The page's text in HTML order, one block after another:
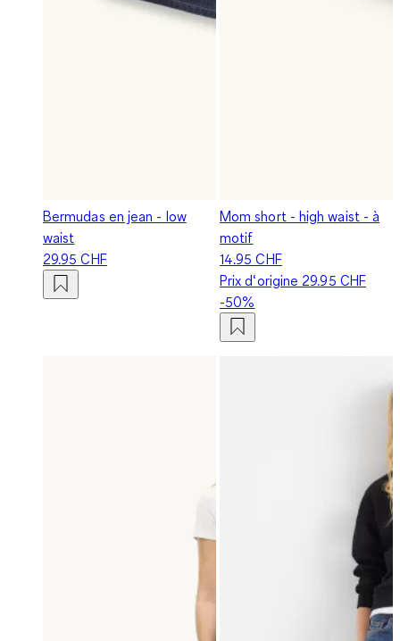
Bermudas en jean - low
waist
29.95 CHF
Mom short - high waist - à
motif
14.95 CHF
Prix d‘origine 29.95 CHF
-50%